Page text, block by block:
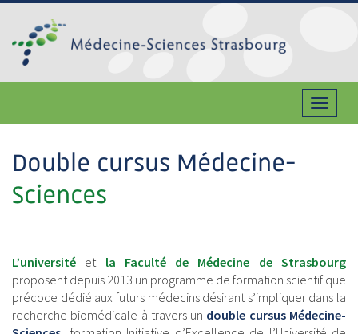
Double cursus Médecine-
Sciences
L’université et la Faculté de Médecine
de Strasbourg
proposent depuis 2013 un programme de formation scientifique
précoce dédié aux futurs médecins désirant s’impliquer dans la
recherche biomédicale à travers un double cursus Médecine-